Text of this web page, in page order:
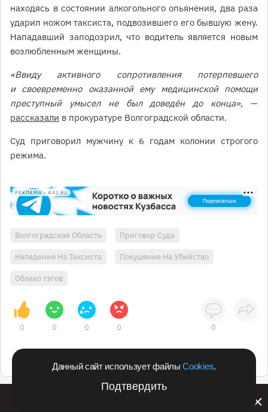
Данный сайт использует файлыCookies.
Подтвердить
находясь в состоянии алкогольного опьянения, два раза
ударил ножом таксиста, подвозившего его бывшую жену.
Нападавший заподозрил, что водитель является новым
возлюбленным женщины.
«Ввиду активного сопротивления потерпевшего
и своевременно оказанной ему медицинской помощи
преступный умысел не был доведён до конца», —
рассказали в прокуратуре Волгоградской области.
Суд приговорил мужчину к 6 годам колонии строгого
режима.
РЕКЛАМА • A42.RU
Волгоградская Область Приговор Суда
Нападение На Таксиста Покушение На Убийство
Облако тэгов
0 0 0 0 0
Билайн запустил в Кемеровской области акцию с